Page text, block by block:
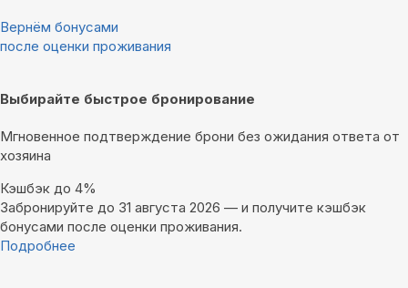
Вернём бонусами
после оценки проживания
Выбирайте быстрое бронирование
Мгновенное подтверждение брони без ожидания ответа от
хозяина
Кэшбэк до 4%
Забронируйте до 31 августа 2026 — и получите кэшбэк
бонусами после оценки проживания.
Подробнее